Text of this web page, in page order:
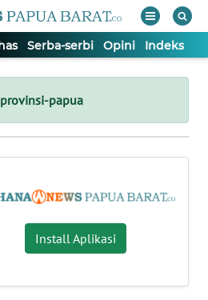
Serba-serbi Opini Indeks
papua
Install Aplikasi